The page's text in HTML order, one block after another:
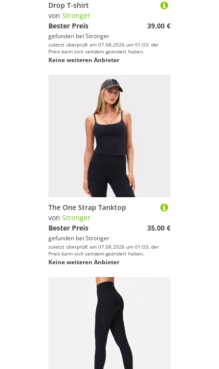
Drop T-shirt
von Stronger
Bester Preis
39,00 €
gefunden bei Stronger
zuletzt überprüft am 07.08.2026 um 01:03; der
Preis kann sich seitdem geändert haben.
Keine weiteren Anbieter
The One Strap Tanktop
von Stronger
Bester Preis
35,00 €
gefunden bei Stronger
zuletzt überprüft am 07.08.2026 um 01:03; der
Preis kann sich seitdem geändert haben.
Keine weiteren Anbieter